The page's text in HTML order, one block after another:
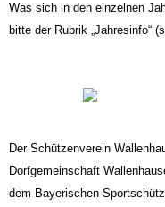
Was sich in den einzelnen
bitte der Rubrik „Jahresinfo“
Der Schützenverein
Dorfgemeinschaft
dem Bayerischen